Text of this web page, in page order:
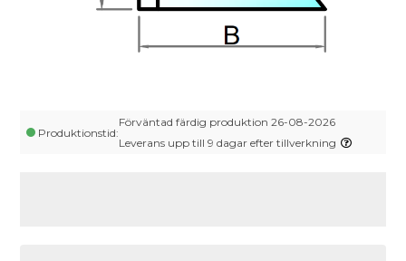
Produktionstid:
Förväntad färdig produktion 26-08-2026
Leverans upp till 9 dagar efter tillverkning